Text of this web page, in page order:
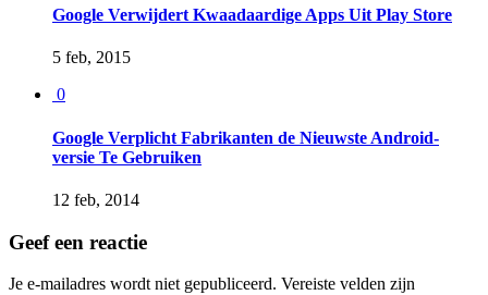
Google Verwijdert Kwaadaardige Apps Uit Play Store
5 feb, 2015
0
Google Verplicht Fabrikanten de Nieuwste Android-
versie Te Gebruiken
12 feb, 2014
Geef een reactie
Je e-mailadres wordt niet gepubliceerd. Vereiste velden zijn